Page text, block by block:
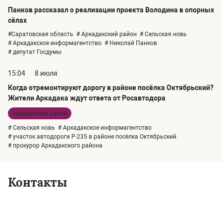
Панков рассказал о реализации проекта Володина в опорных
сёлах
#Саратовская область # Аркадакский район # Сельская новь
# Аркадакское информагентство # Николай Панков
# депутат Госдумы
15:04
8 июля
Когда отремонтируют дорогу в районе посёлка Октябрьский?
Жители Аркадака ждут ответа от Росавтодора
Аркадакский район
# Сельская новь # Аркадакское информагентство
# участок автодороги Р-235 в районе посёлка Октябрьский
# прокурор Аркадакского района
Контакты